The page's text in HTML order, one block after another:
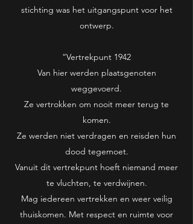
stichting was het uitgangspunt voor het
ontwerp.
“Vertrekpunt 1942
Van hier werden plaatsgenoten
weggevoerd.
Ze vertrokken om nooit meer terug te
komen.
Ze werden niet verdragen en reisden hun
dood tegemoet.
Vanuit dit vertrekpunt hoeft niemand meer
te vluchten, te verdwijnen.
Mag iedereen vertrekken en weer veilig
thuiskomen. Met respect en ruimte voor